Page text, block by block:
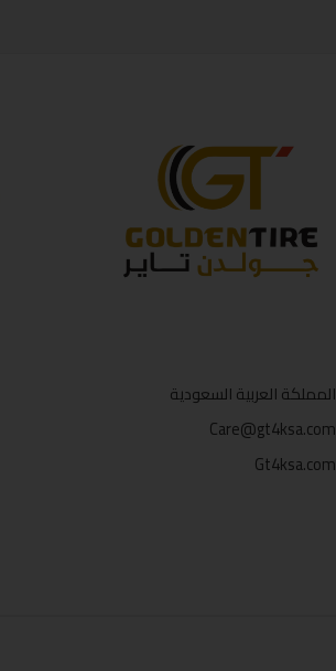
المملكة العربية السعودية
Care@gt4ksa.com
Gt4ksa.com